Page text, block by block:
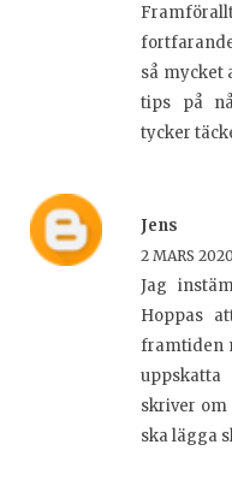
så mycket
tips på
tycker
Jens
2 MARS
Jag
Hoppas
framtiden
skriver om
ska lägga